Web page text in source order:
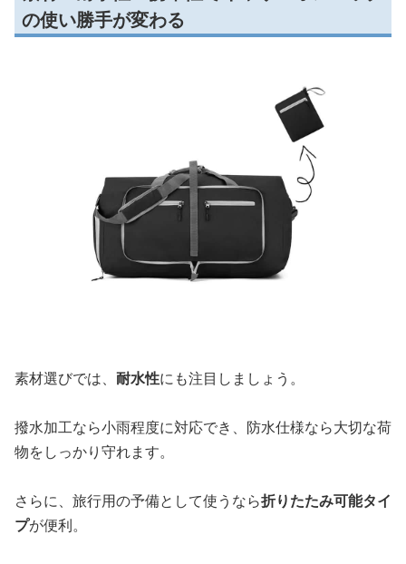
の使い勝手が変わる
素材選びでは、 耐水性にも注目しましょう。
撥水加工なら小雨程度に対応でき、防水仕様なら大切な荷
物をしっかり守れます。
さらに、旅行用の予備として使うなら折りたたみ可能タイ
プが便利。